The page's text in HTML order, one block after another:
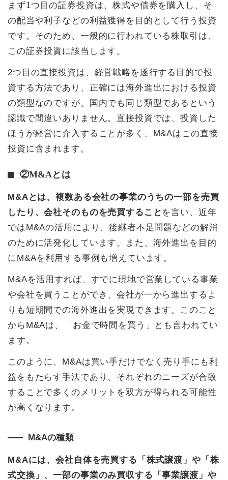
まず1つ目の証券投資は、株式や債券を購入し、そ
の配当や利子などの利益獲得を目的として行う投資
です。そのため、一般的に行われている株取引は、
この証券投資に該当します。
2つ目の直接投資は、経営戦略を遂行する目的で投
資する方法であり、正確には海外進出における投資
の類型なのですが、国内でも同じ類型であるという
認識で間違いありません。直接投資では、投資した
ほうが経営に介入することが多く、M&Aはこの直接
投資に含まれます。
②M&Aとは
M&Aとは、複数ある会社の事業のうちの一部を売買
したり、会社そのものを売買すること を言い、近年
ではM&Aの活用により、後継者不足問題などの解消
のために活発化しています。また、海外進出を目的
にM&Aを利用する事例も増えています。
M&Aを活用すれば、すでに現地で営業している事業
や会社を買うことができ、会社が一から進出するよ
りも短期間での海外進出を実現できます。このこと
からM&Aは、「お金で時間を買う」とも言われてい
ます。
このように、M&Aは買い手だけでなく売り手にも利
益をもたらす手法であり、それぞれのニーズが合致
することで多くのメリットを双方が得られる可能性
が高くなります。
M&Aの種類
M&Aには、会社自体を売買する「株式譲渡」や「株
式交換」、一部の事業のみ買収する「事業譲渡」や